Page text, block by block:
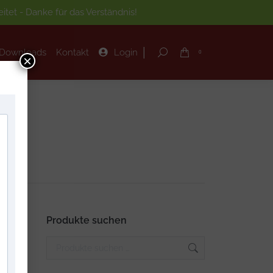
Downloads Kontakt Login Search: 0
Produkte suchen
- Danke für das Verständnis!
×